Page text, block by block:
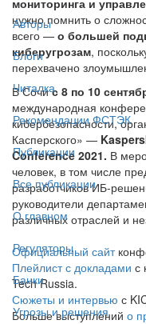
Авторы
Блоги
Читалка
Рекомендации ФСТЭК
Публикации
Все публикации
О главном
Регуляторы
Банки
Угрозы и решения
нужно помнить о
всего — о большей
киберугрозам,
перехвачено
В Сочис 8 по 10
международная
кибербезопасности,
Касперского» —
Conference 2021. В
человек, в том числе
разработчиков ИБ-
руководители
различных отраслей и
Официальный сайт
Плейлист с докладами с
Tech Russia.
Сюжеты и интервью с
Больше выступлений о